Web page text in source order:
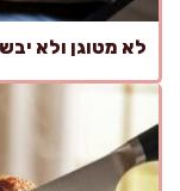
לא מטוגן ולא